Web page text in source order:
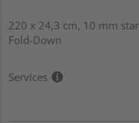
220 x 24,3 cm, 10 mm
Fold-Down
Services